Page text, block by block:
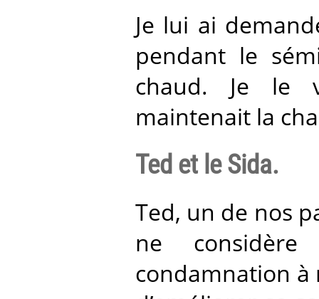
Je lui ai
pendant le
chaud. Je le
maintenait la
Ted et le Sida.
Ted, un de nos
ne
condamnation à